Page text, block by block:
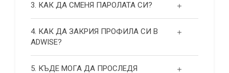
3. КАК ДА СМЕНЯ ПАРОЛАТА СИ?
4. КАК ДА ЗАКРИЯ ПРОФИЛА СИ В
ADWISE?
5. КЪДЕ МОГА ДА ПРОСЛЕДЯ